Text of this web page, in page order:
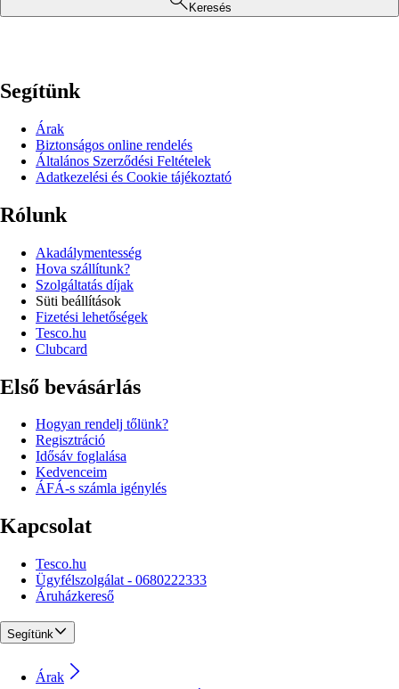
Keresés
Segítünk
Árak
Biztonságos online rendelés
Általános Szerződési Feltételek
Adatkezelési és Cookie tájékoztató
Rólunk
Akadálymentesség
Hova szállítunk?
Szolgáltatás díjak
Süti beállítások
Fizetési lehetőségek
Tesco.hu
Clubcard
Első bevásárlás
Hogyan rendelj tőlünk?
Regisztráció
Idősáv foglalása
Kedvenceim
ÁFÁ-s számla igénylés
Kapcsolat
Tesco.hu
Ügyfélszolgálat - 0680222333
Áruházkereső
Segítünk
Árak